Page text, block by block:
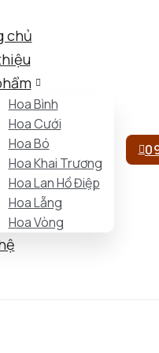
chủ
Hoa Bình
Hoa Cưới
Hoa Bó
Hoa Khai Trương
Hoa Lan Hồ Điệp
Hoa Lẵng
Hoa Vòng